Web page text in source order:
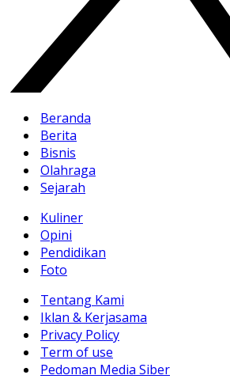
Beranda
Berita
Bisnis
Olahraga
Sejarah
Kuliner
Opini
Pendidikan
Foto
Tentang Kami
Iklan & Kerjasama
Privacy Policy
Term of use
Pedoman Media Siber